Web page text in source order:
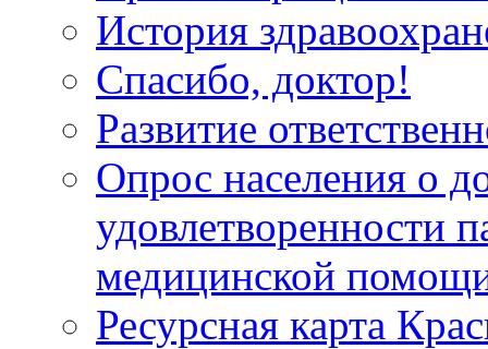
История
Спасибо, доктор!
Развитие
Опрос населения о
удовлетворенности
медицинской
Ресурсная карта